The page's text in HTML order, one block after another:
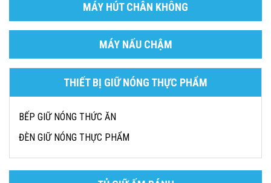
MÁY HÚT CHÂN KHÔNG
MÁY NẤU CHẬM
THIẾT BỊ GIỮ NÓNG THỰC PHẨM
BẾP GIỮ NÓNG THỨC ĂN
ĐÈN GIỮ NÓNG THỰC PHẨM